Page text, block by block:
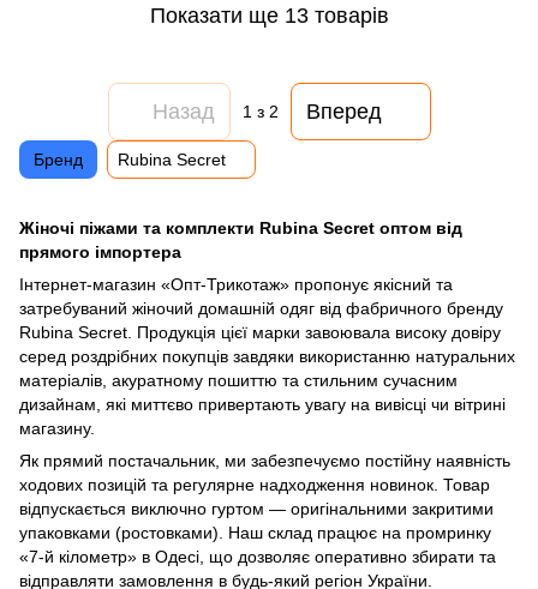
Показати ще 13 товарів
Назад 1 з 2 Вперед
Жіночі піжами та комплекти Rubina Secret оптом від
прямого імпортера
Інтернет-магазин «Опт-Трикотаж» пропонує якісний та
затребуваний жіночий домашній одяг від фабричного бренду
Rubina Secret. Продукція цієї марки завоювала високу довіру
серед роздрібних покупців завдяки використанню натуральних
матеріалів, акуратному пошиттю та стильним сучасним
дизайнам, які миттєво привертають увагу на вивісці чи вітрині
магазину.
Як прямий постачальник, ми забезпечуємо постійну наявність
ходових позицій та регулярне надходження новинок. Товар
відпускається виключно гуртом — оригінальними закритими
упаковками (ростовками). Наш склад працює на промринку
«7-й кілометр» в Одесі, що дозволяє оперативно збирати та
відправляти замовлення в будь-який регіон України.
Бренд Rubina Secret